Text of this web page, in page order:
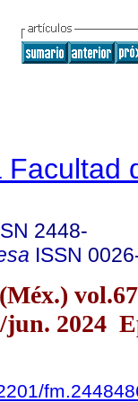
Facultad
2448-
ISSN
jun. 2024